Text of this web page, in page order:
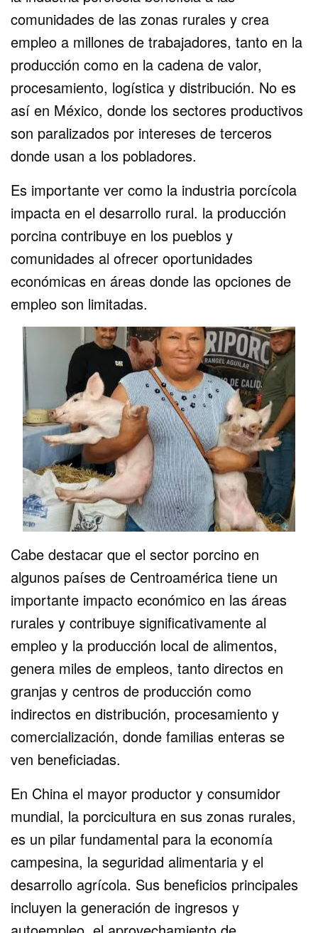
comunidades de las zonas rurales y crea
empleo a millones de trabajadores, tanto en la
producción como en la cadena de valor,
procesamiento, logística y distribución. No es
así en México, donde los sectores productivos
son paralizados por intereses de terceros
donde usan a los pobladores.
Es importante ver como la industria porcícola
impacta en el desarrollo rural. la producción
porcina contribuye en los pueblos y
comunidades al ofrecer oportunidades
económicas en áreas donde las opciones de
empleo son limitadas.
Cabe destacar que el sector porcino en
algunos países de Centroamérica tiene un
importante impacto económico en las áreas
rurales y contribuye significativamente al
empleo y la producción local de alimentos,
genera miles de empleos, tanto directos en
granjas y centros de producción como
indirectos en distribución, procesamiento y
comercialización, donde familias enteras se
ven beneficiadas.
En China el mayor productor y consumidor
mundial, la porcicultura en sus zonas rurales,
es un pilar fundamental para la economía
campesina, la seguridad alimentaria y el
desarrollo agrícola. Sus beneficios principales
incluyen la generación de ingresos y